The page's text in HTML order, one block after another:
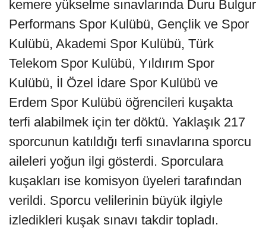
kemere yükselme sınavlarında Duru Bulgur
Performans Spor Kulübü, Gençlik ve Spor
Kulübü, Akademi Spor Kulübü, Türk
Telekom Spor Kulübü, Yıldırım Spor
Kulübü, İl Özel İdare Spor Kulübü ve
Erdem Spor Kulübü öğrencileri kuşakta
terfi alabilmek için ter döktü. Yaklaşık 217
sporcunun katıldığı terfi sınavlarına sporcu
aileleri yoğun ilgi gösterdi. Sporculara
kuşakları ise komisyon üyeleri tarafından
verildi. Sporcu velilerinin büyük ilgiyle
izledikleri kuşak sınavı takdir topladı.